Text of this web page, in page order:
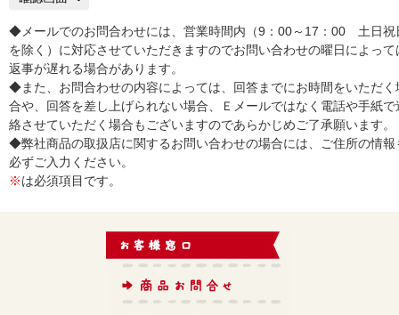
◆メールでのお問合わせには、営業時間内（9：00～17：00 土日祝
を除く）に対応させていただきますのでお問い合わせの曜日によって
返事が遅れる場合があります。
◆また、お問合わせの内容によっては、回答までにお時間をいただく
合や、回答を差し上げられない場合、Ｅメールではなく電話や手紙で
絡させていただく場合もございますのであらかじめご了承願います。
◆弊社商品の取扱店に関するお問い合わせの場合には、ご住所の情報
必ずご入力ください。
※は必須項目です。